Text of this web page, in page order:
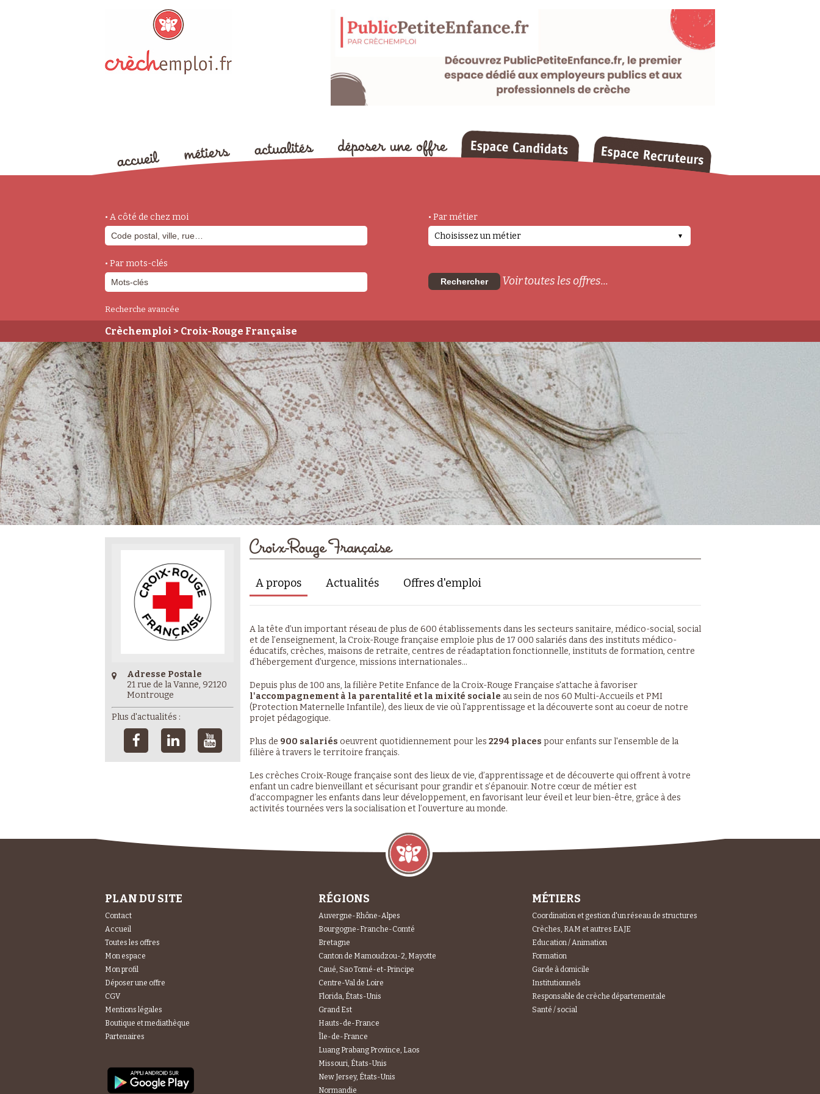
• A côté de chez moi
• Par métier
Choisissez un métier
• Par mots-clés
Rechercher Voir toutes les offres...
Recherche avancée
Crèchemploi > Croix-Rouge Française
Adresse Postale
21 rue de la Vanne, 92120
Montrouge
Plus d'actualités :
Croix-Rouge Française
A propos Actualités Offres d'emploi
A la tête d’un important réseau de plus de 600 établissements dans les secteurs sanitaire, médico-social, social
et de l’enseignement, la Croix-Rouge française emploie plus de 17 000 salariés dans des instituts médico-
éducatifs, crèches, maisons de retraite, centres de réadaptation fonctionnelle, instituts de formation, centre
d’hébergement d’urgence, missions internationales…
Depuis plus de 100 ans, la filière Petite Enfance de la Croix-Rouge Française s'attache à favoriser
l'accompagnement à la parentalité et la mixité sociale au sein de nos 60 Multi-Accueils et PMI
(Protection Maternelle Infantile), des lieux de vie où l'apprentissage et la découverte sont au coeur de notre
projet pédagogique.
Plus de 900 salariés oeuvrent quotidiennement pour les 2294 places pour enfants sur l'ensemble de la
filière à travers le territoire français.
Les crèches Croix-Rouge française sont des lieux de vie, d’apprentissage et de découverte qui offrent à votre
enfant un cadre bienveillant et sécurisant pour grandir et s’épanouir. Notre cœur de métier est
d’accompagner les enfants dans leur développement, en favorisant leur éveil et leur bien-être, grâce à des
activités tournées vers la socialisation et l’ouverture au monde.
PLAN DU SITE
Contact
Accueil
Toutes les offres
Mon espace
Mon profil
Déposer une offre
CGV
Mentions légales
Boutique et mediathèque
Partenaires
RÉGIONS
Auvergne-Rhône-Alpes
Bourgogne-Franche-Comté
Bretagne
Canton de Mamoudzou-2, Mayotte
Caué, Sao Tomé-et-Principe
Centre-Val de Loire
Florida, États-Unis
Grand Est
Hauts-de-France
Île-de-France
Luang Prabang Province, Laos
Missouri, États-Unis
New Jersey, États-Unis
Normandie
MÉTIERS
Coordination et gestion d'un réseau de structures
Crèches, RAM et autres EAJE
Education / Animation
Formation
Garde à domicile
Institutionnels
Responsable de crèche départementale
Santé / social